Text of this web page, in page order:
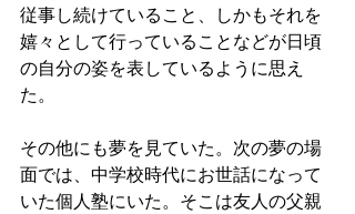
従事し続けていること、しかもそれを
嬉々として行っていることなどが日頃
の自分の姿を表しているように思え
た。
その他にも夢を見ていた。次の夢の場
面では、中学校時代にお世話になって
いた個人塾にいた。そこは友人の父親